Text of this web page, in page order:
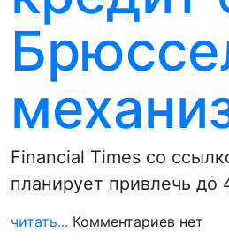
Financial Times со
планирует привлечь
читать... Комментариев нет